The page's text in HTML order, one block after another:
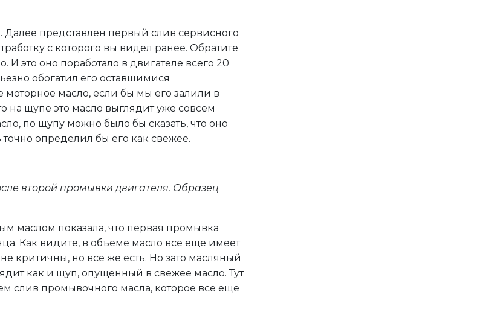
Далее представлен первый слив сервисного
с которого вы видел ранее. Обратите
это оно поработало в двигателе всего 20
обогатил его оставшимися
масло, если бы мы его залили в
на щупе это масло выглядит уже совсем
по щупу можно было бы сказать, что оно
определил бы его как свежее.
второй промывки двигателя. Образец
маслом показала, что первая промывка
Как видите, в объеме масло все еще имеет
критичны, но все же есть. Но зато масляный
как и щуп, опущенный в свежее масло. Тут
слив промывочного масла, которое все еще